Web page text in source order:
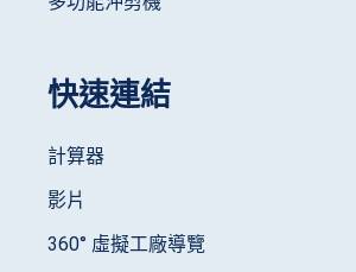
快速連結
計算器
影片
360° 虛擬工廠導覽